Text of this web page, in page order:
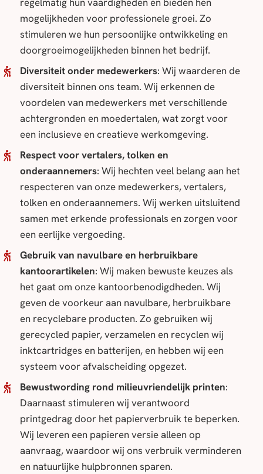
regelmatig hun vaardigheden en bieden hen
mogelijkheden voor professionele groei. Zo
stimuleren we hun persoonlijke ontwikkeling en
doorgroeimogelijkheden binnen het bedrijf.
Diversiteit onder medewerkers: Wij waarderen de
diversiteit binnen ons team. Wij erkennen de
voordelen van medewerkers met verschillende
achtergronden en moedertalen, wat zorgt voor
een inclusieve en creatieve werkomgeving.
Respect voor vertalers, tolken en
onderaannemers: Wij hechten veel belang aan het
respecteren van onze medewerkers, vertalers,
tolken en onderaannemers. Wij werken uitsluitend
samen met erkende professionals en zorgen voor
een eerlijke vergoeding.
Gebruik van navulbare en herbruikbare
kantoorartikelen: Wij maken bewuste keuzes als
het gaat om onze kantoorbenodigdheden. Wij
geven de voorkeur aan navulbare, herbruikbare
en recyclebare producten. Zo gebruiken wij
gerecycled papier, verzamelen en recyclen wij
inktcartridges en batterijen, en hebben wij een
systeem voor afvalscheiding opgezet.
Bewustwording rond milieuvriendelijk printen:
Daarnaast stimuleren wij verantwoord
printgedrag door het papierverbruik te beperken.
Wij leveren een papieren versie alleen op
aanvraag, waardoor wij ons verbruik verminderen
en natuurlijke hulpbronnen sparen.